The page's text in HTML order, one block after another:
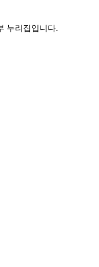
누리집입니다.